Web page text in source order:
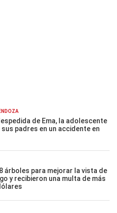
de Ema, la adolescente
padres en un accidente en
árboles para mejorar la vista de
y recibieron una multa de más